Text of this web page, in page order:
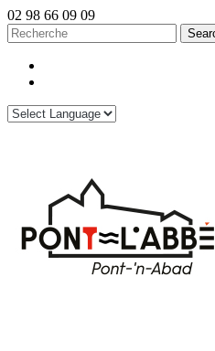
02 98 66 09 09